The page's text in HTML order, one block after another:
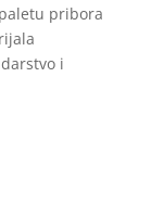
pribora
i